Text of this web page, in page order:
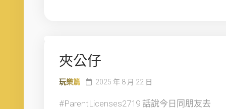
夾公仔
玩樂篇 2025 年 8 月 22 日
#ParentLicenses2719 話說今日同朋友去